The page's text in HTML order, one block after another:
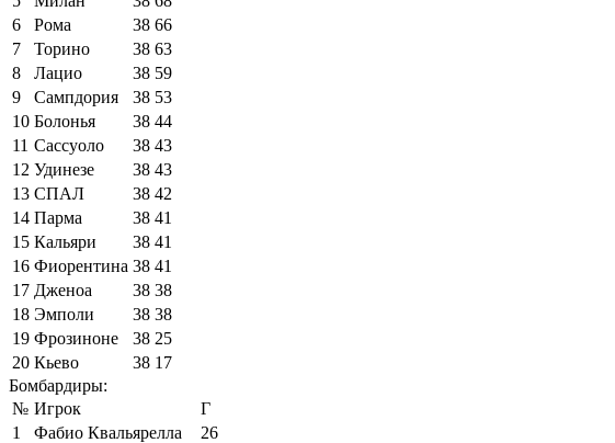
6
Рома 38 66
7
Торино 38 63
8
Лацио 38 59
9
Сампдория 38 53
10 Болонья 38 44
11 Сассуоло 38 43
12 Удинезе 38 43
13 СПАЛ 38 42
14 Парма 38 41
15 Кальяри 38 41
16 Фиорентина 38 41
17 Дженоа 38 38
18 Эмполи 38 38
19 Фрозиноне 38 25
20 Кьево 38 17
Бомбардиры:
№ Игрок
Г
1
Фабио Квальярелла
26